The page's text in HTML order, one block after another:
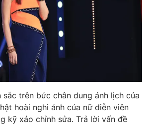
Podcast
Infographic
trên bức chân dung ảnh lịch của
hoài nghi ảnh của nữ diễn viên
kỹ xảo chỉnh sửa. Trả lời vấn đề